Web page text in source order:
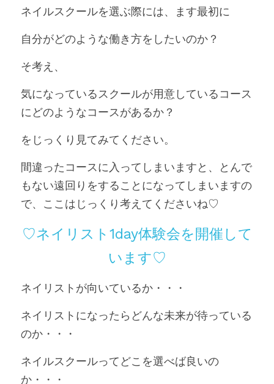
ネイルスクールを選ぶ際には、ます最初に
自分がどのような働き方をしたいのか？
そ考え、
気になっているスクールが用意しているコース
にどのようなコースがあるか？
をじっくり見てみてください。
間違ったコースに入ってしまいますと、とんで
もない遠回りをすることになってしまいますの
で、ここはじっくり考えてくださいね♡
♡ネイリスト1day体験会を開催して
います♡
ネイリストが向いているか・・・
ネイリストになったらどんな未来が待っている
のか・・・
ネイルスクールってどこを選べば良いの
か・・・